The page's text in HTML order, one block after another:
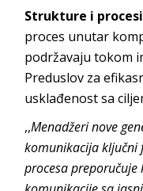
Strukture i
proces unutar
podržavaju tokom
Preduslov za
usklađenost sa
,,Menadžeri nove
komunikacija ključni
procesa